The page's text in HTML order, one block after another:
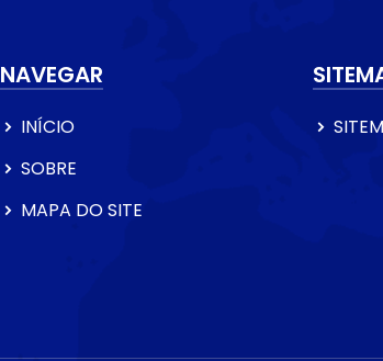
NAVEGAR
INÍCIO
SOBRE
MAPA DO SITE